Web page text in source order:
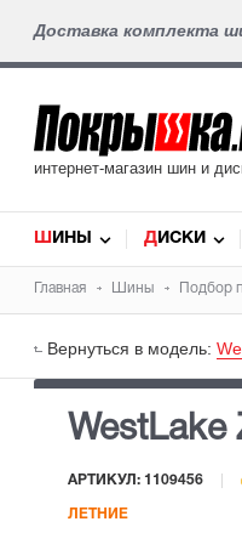
Доставка комплекта
интернет-магазин шин и
ШИНЫ ДИСКИ
Главная Шины Подбор
Вернуться в модель:
WestLake
АРТИКУЛ: 1109456
ЛЕТНИЕ